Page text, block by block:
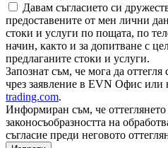
Давам съгласието си
предоставените от мен лични
стоки и услуги по пощата, по
начин, както и за допитване с
предлаганите стоки и услуги.
Запознат съм, че мога да
чрез заявление в EVN Офис или
trading.com.
Информиран съм, че оттеглянето
законосъобразността на
съгласие преди неговото